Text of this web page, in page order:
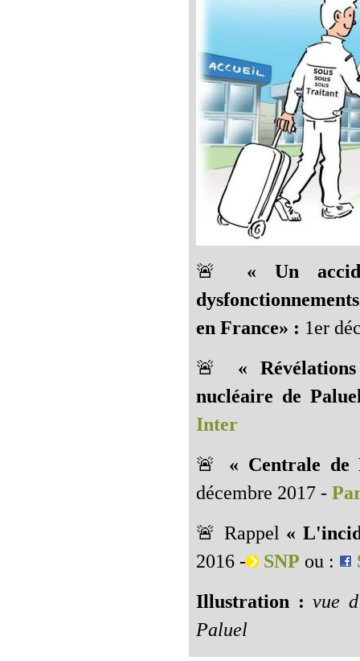
🚨 « Un
en France» : 1er
🚨 «
nucléaire de
Inter
🚨 « Centrale
décembre 2017 -
🚨 Rappel «
2016 -
SNP ou :
Illustration : vue
Paluel